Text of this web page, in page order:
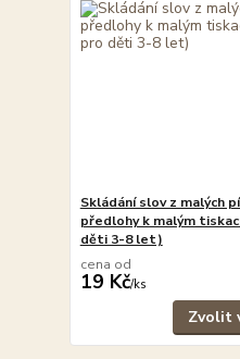
Skládání slov z malých
předlohy k malým
děti 3-8 let)
cena od
19 Kč/ks
Zvolit